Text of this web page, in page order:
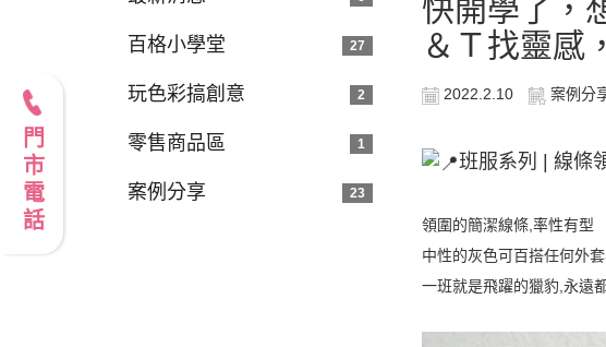
百格小學堂 27
玩色彩搞創意 2
零售商品區 1
案例分享 23
快開學了，
＆Ｔ找靈感
2022.2.10 案例分
班服系列 | 線條
領圍的簡潔線條,率性有型
中性的灰色可百搭任何外
一班就是飛躍的獵豹,永遠
門市電話